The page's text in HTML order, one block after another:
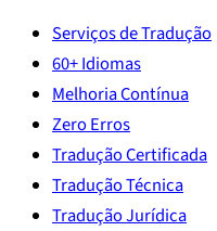
Serviços de Tradução
60+ Idiomas
Melhoria Contínua
Zero Erros
Tradução Certificada
Tradução Técnica
Tradução Jurídica